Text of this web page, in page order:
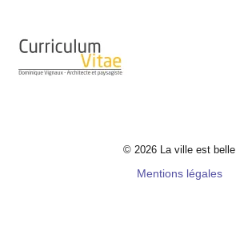
© 2026 La ville est belle
Mentions légales